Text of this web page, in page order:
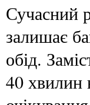
Сучасний
залишає
обід.
40 хвилин